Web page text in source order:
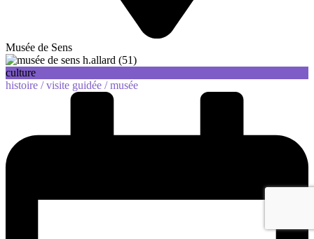
Musée de Sens
culture
histoire /visite guidée /musée